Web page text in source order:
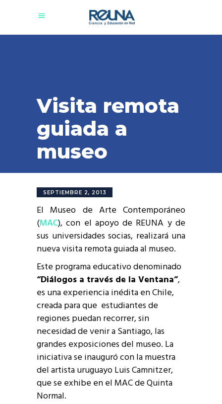
Visita remota
guiada a
museo
SEPTIEMBRE 2, 2013
El Museo de Arte Contemporáneo
(MAC), con el apoyo de REUNA y de
sus universidades socias, realizará una
nueva visita remota guiada al museo.
Este programa educativo denominado
“Diálogos a través de la Ventana”,
es una experiencia inédita en Chile,
creada para que estudiantes de
regiones puedan recorrer, sin
necesidad de venir a Santiago, las
grandes exposiciones del museo. La
iniciativa se inauguró con la muestra
del artista uruguayo Luis Camnitzer,
que se exhibe en el MAC de Quinta
Normal.